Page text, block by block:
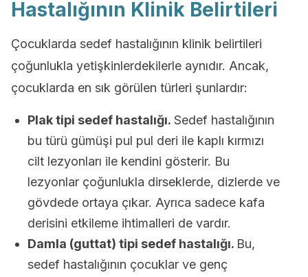
Hastalığının Klinik Belirtileri
Çocuklarda sedef hastalığının klinik belirtileri
çoğunlukla yetişkinlerdekilerle aynıdır. Ancak,
çocuklarda en sık görülen türleri şunlardır:
Plak tipi sedef hastalığı. Sedef hastalığının
bu türü gümüşi pul pul deri ile kaplı kırmızı
cilt lezyonları ile kendini gösterir. Bu
lezyonlar çoğunlukla dirseklerde, dizlerde ve
gövdede ortaya çıkar. Ayrıca sadece kafa
derisini etkileme ihtimalleri de vardır.
Damla (guttat) tipi sedef hastalığı. Bu,
sedef hastalığının çocuklar ve genç